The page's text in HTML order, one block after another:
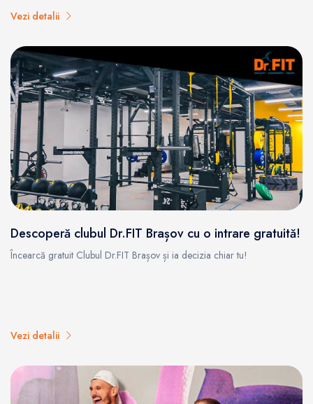
Vezi detalii
Descoperă clubul Dr.FIT Brașov cu o intrare gratuită!
Încearcă gratuit Clubul Dr.FIT Brașov și ia decizia chiar tu!
Vezi detalii